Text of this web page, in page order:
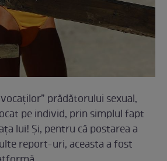
prădătorului sexual,
pe individ, prin simplul fapt
lui! Și, pentru că postarea a
report-uri, aceasta a fost